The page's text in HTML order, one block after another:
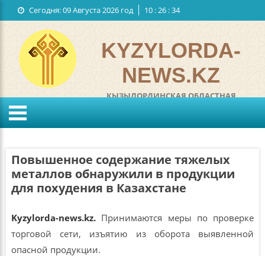
Сегодня:09 Августа 2026 год 10 :26 :35
Государственные символы
KYZYLORDA-
NEWS.KZ
КЫЗЫЛОРДИНСКАЯ ОБЛАСТНАЯ
Давление:мм
Повышенное содержание тяжелых
металлов обнаружили в продукции
для похудения в Казахстане
Kyzylorda-news.kz.Принимаются меры по проверке
торговой сети, изъятию из оборота выявленной
опасной продукции.